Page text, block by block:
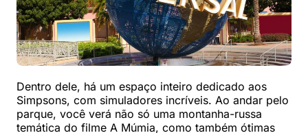
Dentro dele, há um espaço inteiro dedicado aos
Simpsons, com simuladores incríveis. Ao andar pelo
parque, você verá não só uma montanha-russa
temática do filme A Múmia, como também ótimas